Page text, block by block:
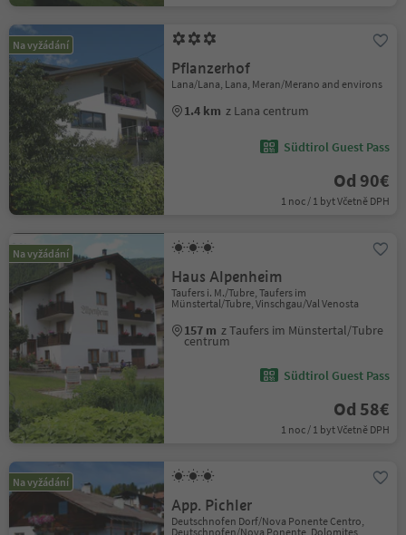
Na vyžádání
Pflanzerhof
Lana/Lana, Lana, Meran/Merano and environs
1.4 km z Lana centrum
Südtirol Guest Pass
Od 90€
1 noc / 1 byt Včetně DPH
Na vyžádání
Haus Alpenheim
Taufers i. M./Tubre, Taufers im
Münstertal/Tubre, Vinschgau/Val Venosta
157 m z Taufers im Münstertal/Tubre
centrum
Südtirol Guest Pass
Od 58€
1 noc / 1 byt Včetně DPH
Na vyžádání
App. Pichler
Deutschnofen Dorf/Nova Ponente Centro,
Deutschnofen/Nova Ponente, Dolomites